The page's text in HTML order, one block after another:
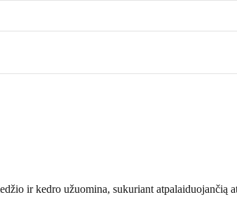
ir kedro užuomina, sukuriant atpalaiduojančią